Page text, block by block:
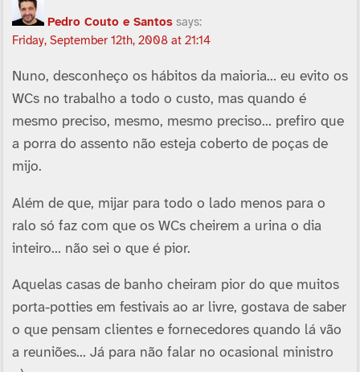
Pedro Couto e Santos says:
Friday, September 12th, 2008 at 21:14
Nuno, desconheço os hábitos da maioria… eu evito os
WCs no trabalho a todo o custo, mas quando é
mesmo preciso, mesmo, mesmo preciso… prefiro que
a porra do assento não esteja coberto de poças de
mijo.
Além de que, mijar para todo o lado menos para o
ralo só faz com que os WCs cheirem a urina o dia
inteiro… não sei o que é pior.
Aquelas casas de banho cheiram pior do que muitos
porta-potties em festivais ao ar livre, gostava de saber
o que pensam clientes e fornecedores quando lá vão
a reuniões… Já para não falar no ocasional ministro